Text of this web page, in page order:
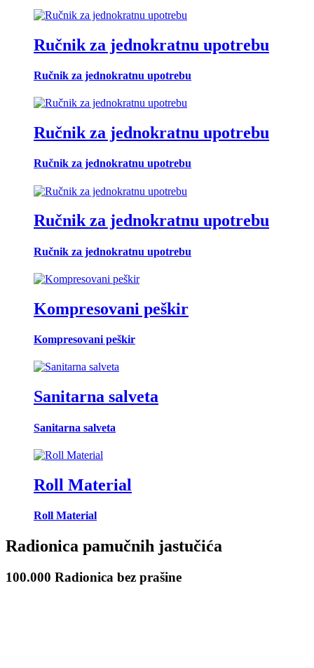
Ručnik za jednokratnu upotrebu
Ručnik za jednokratnu upotrebu
Ručnik za jednokratnu upotrebu
Ručnik za jednokratnu upotrebu
Ručnik za jednokratnu upotrebu
Ručnik za jednokratnu upotrebu
Kompresovani peškir
Kompresovani peškir
Sanitarna salveta
Sanitarna salveta
Roll Material
Roll Material
Radionica pamučnih jastučića
100.000 Radionica bez prašine